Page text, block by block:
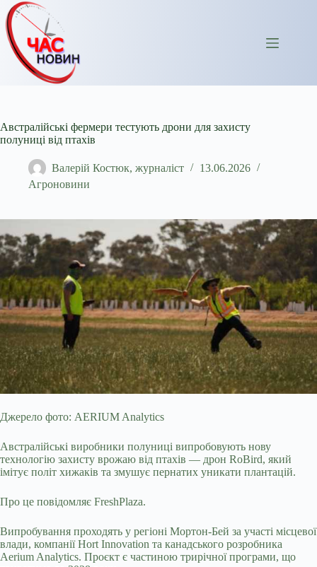
Перейти
до
вмісту
Австралійські фермери тестують дрони для захисту
полуниці від птахів
Валерій Костюк, журналіст
13.06.2026
Агроновини
Джерело фото: AERIUM Analytics
Австралійські виробники полуниці випробовують нову
технологію захисту врожаю від птахів — дрон RoBird, який
імітує політ хижаків та змушує пернатих уникати плантацій.
Про це повідомляє FreshPlaza.
Випробування проходять у регіоні Мортон-Бей за участі місцевої
влади, компанії Hort Innovation та канадського розробника
Aerium Analytics. Проєкт є частиною трирічної програми, що